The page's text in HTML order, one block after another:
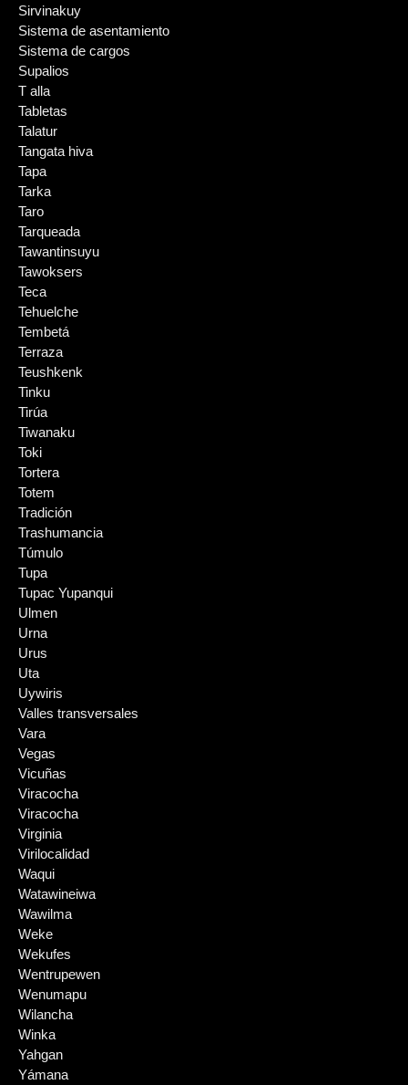
Sirvinakuy
Sistema de asentamiento
Sistema de cargos
Supalios
T alla
Tabletas
Talatur
Tangata hiva
Tapa
Tarka
Taro
Tarqueada
Tawantinsuyu
Tawoksers
Teca
Tehuelche
Tembetá
Terraza
Teushkenk
Tinku
Tirúa
Tiwanaku
Toki
Tortera
Totem
Tradición
Trashumancia
Túmulo
Tupa
Tupac Yupanqui
Ulmen
Urna
Urus
Uta
Uywiris
Valles transversales
Vara
Vegas
Vicuñas
Viracocha
Viracocha
Virginia
Virilocalidad
Waqui
Watawineiwa
Wawilma
Weke
Wekufes
Wentrupewen
Wenumapu
Wilancha
Winka
Yahgan
Yámana